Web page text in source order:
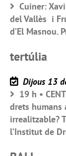
Cuiner:
del Vallès i
d’El Masnou.
tertúlia
Dijous 13
19 h •
drets humans
irrealitzable?
l’Institut de